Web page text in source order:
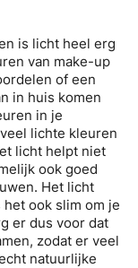
is licht heel erg
van make-up
of een
in huis komen
in je
lichte kleuren
licht helpt niet
ook goed
Het licht
ook slim om je
er dus voor dat
zodat er veel
natuurlijke